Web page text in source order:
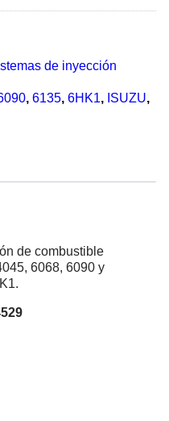
de inyección
, 6135, 6HK1, ISUZU,
de combustible
6068, 6090 y